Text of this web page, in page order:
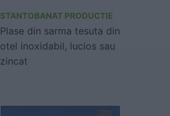
STANTOBANAT PRODUCTIE
Plase din sarma tesuta din
otel inoxidabil, lucios sau
zincat